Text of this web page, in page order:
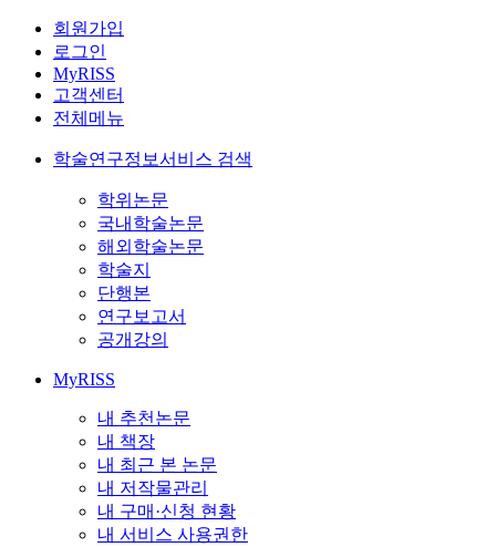
회원가입
로그인
MyRISS
고객센터
전체메뉴
학술연구정보서비스 검색
학위논문
국내학술논문
해외학술논문
학술지
단행본
연구보고서
공개강의
MyRISS
내 추천논문
내 책장
내 최근 본 논문
내 저작물관리
내 구매·신청 현황
내 서비스 사용권한